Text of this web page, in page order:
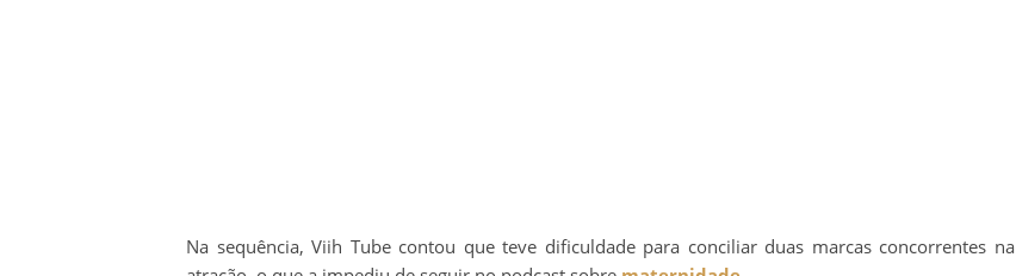
Na sequência, Viih Tube contou que teve dificuldade para conciliar duas marcas concorrentes na